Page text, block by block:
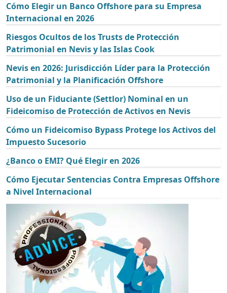
Cómo Elegir un Banco Offshore para su Empresa
Internacional en 2026
Riesgos Ocultos de los Trusts de Protección
Patrimonial en Nevis y las Islas Cook
Nevis en 2026: Jurisdicción Líder para la Protección
Patrimonial y la Planificación Offshore
Uso de un Fiduciante (Settlor) Nominal en un
Fideicomiso de Protección de Activos en Nevis
Cómo un Fideicomiso Bypass Protege los Activos del
Impuesto Sucesorio
¿Banco o EMI? Qué Elegir en 2026
Cómo Ejecutar Sentencias Contra Empresas Offshore
a Nivel Internacional